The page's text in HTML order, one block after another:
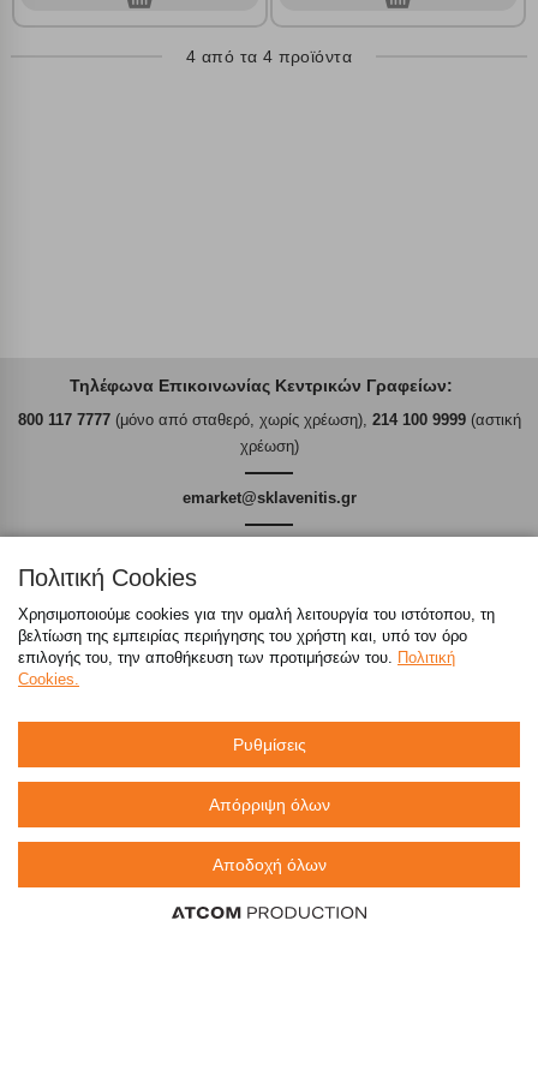
4 από τα 4 προϊόντα
Τηλέφωνα Επικοινωνίας Κεντρικών Γραφείων:
800 117 7777(μόνο από σταθερό, χωρίς χρέωση), 214 100 9999(αστική
χρέωση)
emarket@sklavenitis.gr
Καταστήματα
eMarket
(μόνο από σταθερό, χωρίς χρέωση)
214 100 9999 (αστική χρέωση)
Πολιτική Cookies
Χρησιμοποιούμε cookies για την ομαλή λειτουργία του ιστότοπου, τη
βελτίωση της εμπειρίας περιήγησης του χρήστη και, υπό τον όρο
επιλογής του, την αποθήκευση των προτιμήσεών του. Πολιτική
Cookies.
Ρυθμίσεις
Απόρριψη όλων
Αποδοχή όλων
Απόρριψη όλων